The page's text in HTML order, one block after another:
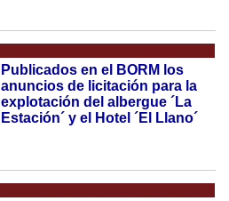
Publicados en el BORM los
anuncios de licitación para la
explotación del albergue ´La
Estación´ y el Hotel ´El Llano´